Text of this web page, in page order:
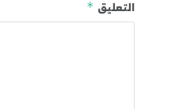
التعليق *